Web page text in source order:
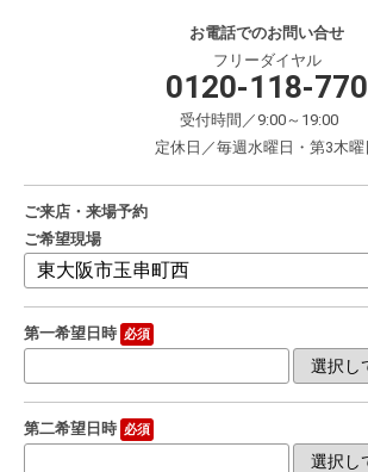
お電話でのお問い合せ
フリーダイヤル
0120-118-770
受付時間／9:00～19:00
定休日／毎週水曜日・第3木曜
ご来店・来場予約
ご希望現場
第一希望日時 必須
第二希望日時 必須